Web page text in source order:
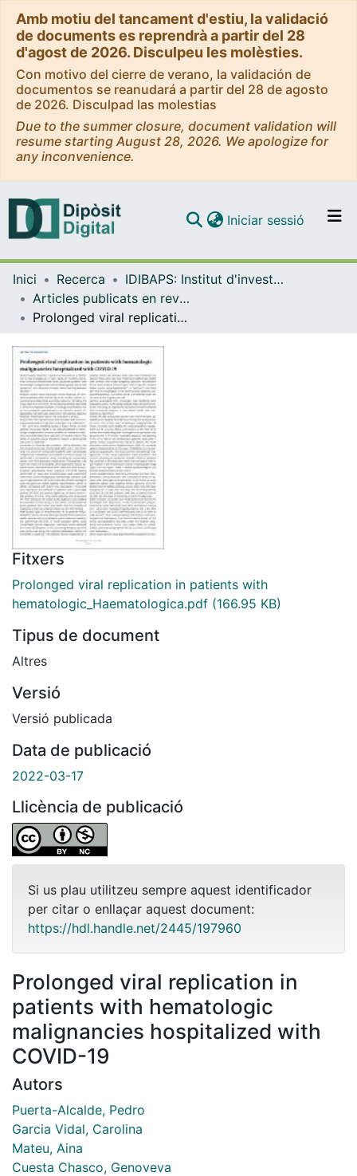
Amb motiu del tancament d'estiu, la validació
de documents es reprendrà a partir del 28
d'agost de 2026. Disculpeu les molèsties.
Con motivo del cierre de verano, la validación de
documentos se reanudará a partir del 28 de agosto
de 2026. Disculpad las molestias
Due to the summer closure, document validation will
resume starting August 28, 2026. We apologize for
any inconvenience.
Navega per tot el DD
Com publicar
Iniciar sessió (current)
Inici Recerca
IDIBAPS: Institut d'investigacions Biomèdiques August Pi i Sunyer
Articles publicats en revistes (IDIBAPS: Institut d'investigacions Biomèdiques August Pi i Sunyer)
Prolonged viral replication in patients with hematologic malignancies hospitalized with COVID-19
Fitxers
Prolonged viral replication in patients with
hematologic_Haematologica.pdf (166.95 KB)
Tipus de document
Altres
Versió
Versió publicada
Data de publicació
2022-03-17
Llicència de publicació
Si us plau utilitzeu sempre aquest identificador
per citar o enllaçar aquest document:
https://hdl.handle.net/2445/197960
Prolonged viral replication in
patients with hematologic
malignancies hospitalized with
COVID-19
Autors
Puerta-Alcalde, Pedro
Garcia Vidal, Carolina
Mateu, Aina
Cuesta Chasco, Genoveva